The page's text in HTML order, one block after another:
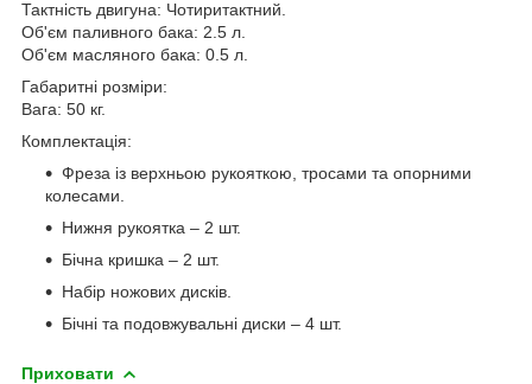
Тактність двигуна: Чотиритактний.
Об'єм паливного бака: 2.5 л.
Об'єм масляного бака: 0.5 л.
Габаритні розміри:
Вага: 50 кг.
Комплектація:
Фреза із верхньою рукояткою, тросами та опорними
колесами.
Нижня рукоятка – 2 шт.
Бічна кришка – 2 шт.
Набір ножових дисків.
Бічні та подовжувальні диски – 4 шт.
Приховати